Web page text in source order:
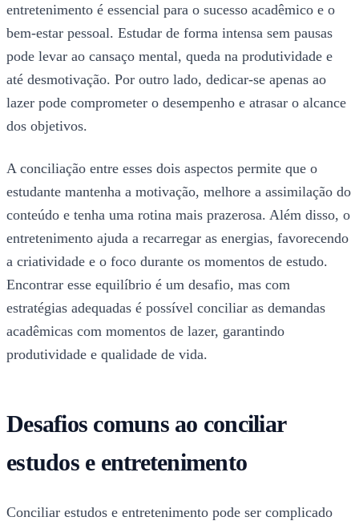
entretenimento é essencial para o sucesso acadêmico e o
bem-estar pessoal. Estudar de forma intensa sem pausas
pode levar ao cansaço mental, queda na produtividade e
até desmotivação. Por outro lado, dedicar-se apenas ao
lazer pode comprometer o desempenho e atrasar o alcance
dos objetivos.
A conciliação entre esses dois aspectos permite que o
estudante mantenha a motivação, melhore a assimilação do
conteúdo e tenha uma rotina mais prazerosa. Além disso, o
entretenimento ajuda a recarregar as energias, favorecendo
a criatividade e o foco durante os momentos de estudo.
Encontrar esse equilíbrio é um desafio, mas com
estratégias adequadas é possível conciliar as demandas
acadêmicas com momentos de lazer, garantindo
produtividade e qualidade de vida.
Desafios comuns ao conciliar
estudos e entretenimento
Conciliar estudos e entretenimento pode ser complicado